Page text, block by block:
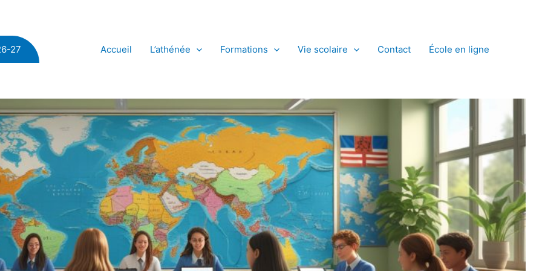
27
Accueil L’athénée Formations Vie scolaire Contact École en ligne